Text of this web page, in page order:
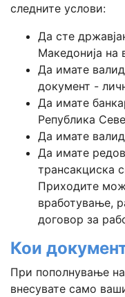
следните услови:
Да сте
Македонија на
Да имате
документ -
Да имате
Република
Да имате
Да имате
трансакциска
Приходите
вработување,
договор за
Кои
При пополнување на
внесувате само